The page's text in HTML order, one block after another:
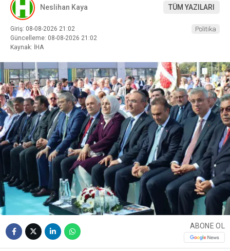
Neslihan Kaya TÜM YAZILARI
Giriş: 08-08-2026 21:02
Güncelleme: 08-08-2026 21:02
Kaynak: İHA
Politika
ABONE OL